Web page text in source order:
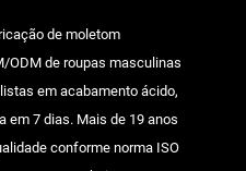
de moletom
ODM de roupas masculinas
em acabamento ácido,
em 7 dias. Mais de 19 anos
conforme norma ISO